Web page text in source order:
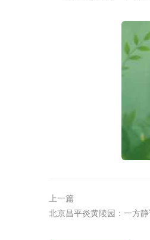
上一篇
北京昌平炎黄陵园：一方